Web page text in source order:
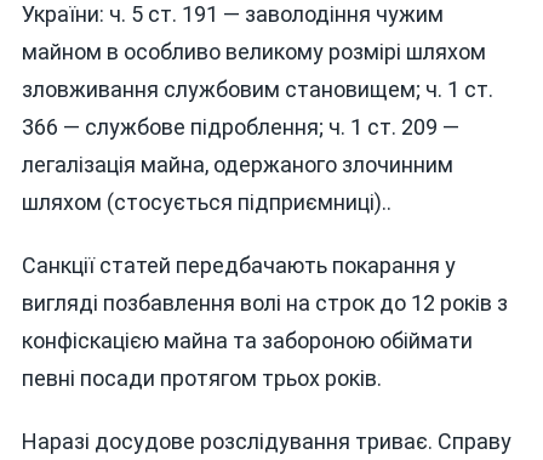
України: ч. 5 ст. 191 — заволодіння чужим
майном в особливо великому розмірі шляхом
зловживання службовим становищем; ч. 1 ст.
366 — службове підроблення; ч. 1 ст. 209 —
легалізація майна, одержаного злочинним
шляхом (стосується підприємниці)..
Санкції статей передбачають покарання у
вигляді позбавлення волі на строк до 12 років з
конфіскацією майна та забороною обіймати
певні посади протягом трьох років.
Наразі досудове розслідування триває. Справу